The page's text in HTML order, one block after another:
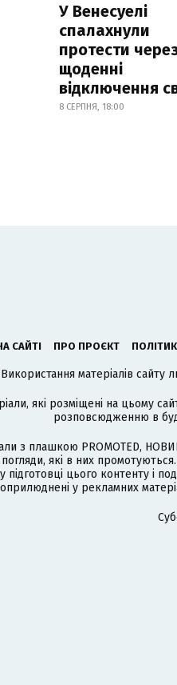
У Венесуелі
спалахнули
протести
щоденні
відключення
8 СЕРПНЯ, 18:00
САЙТІ ПРО ПРОЄКТ
Використання матеріалів сайту
які розміщені на цьому
розповсюдженню в
з плашкою PROMOTED,
погляди, які в них
підготовці цього контенту і
у рекламних